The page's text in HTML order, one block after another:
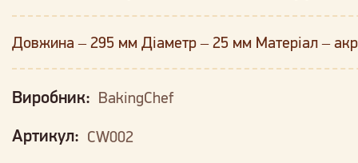
Довжина – 295 мм Діаметр – 25 мм Матеріал –
Виробник: BakingChef
Артикул: CW002